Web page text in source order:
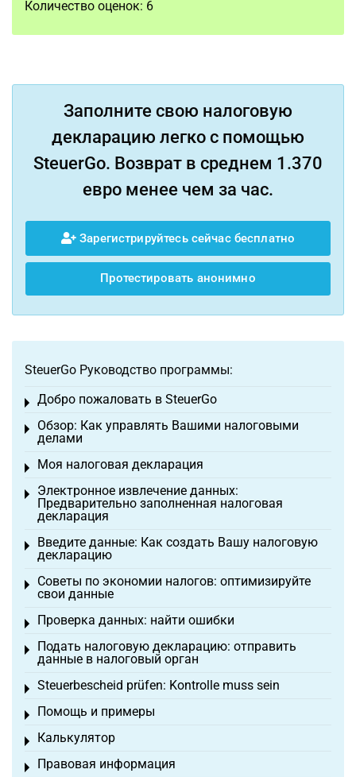
Количество оценок: 6
Заполните свою налоговую
декларацию легко с помощью
SteuerGo. Возврат в среднем 1.370
евро менее чем за час.
Зарегистрируйтесь сейчас бесплатно
Протестировать анонимно
SteuerGo Руководство программы:
Добро пожаловать в SteuerGo
Toggle menu
Обзор: Как управлять Вашими налоговыми
делами
Toggle menu
Моя налоговая декларация
Toggle menu
Электронное извлечение данных:
Предварительно заполненная налоговая
декларация
Toggle menu
Введите данные: Как создать Вашу налоговую
декларацию
Toggle menu
Советы по экономии налогов: оптимизируйте
свои данные
Toggle menu
Проверка данных: найти ошибки
Toggle menu
Подать налоговую декларацию: отправить
данные в налоговый орган
Toggle menu
Steuerbescheid prüfen: Kontrolle muss sein
Toggle menu
Помощь и примеры
Toggle menu
Калькулятор
Toggle menu
Правовая информация
Toggle menu